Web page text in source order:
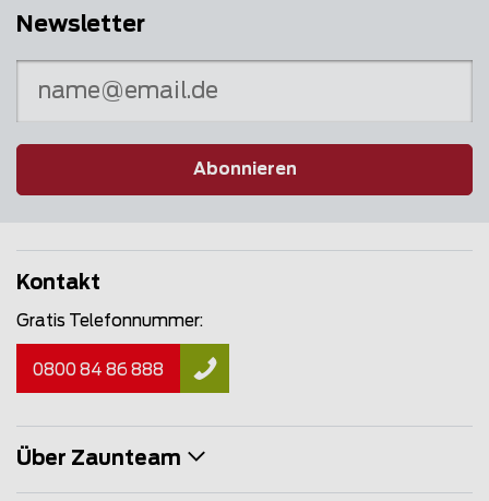
Newsletter
Abonnieren
Kontakt
Gratis Telefonnummer:
0800 84 86 888
Über Zaunteam